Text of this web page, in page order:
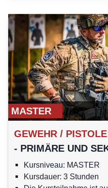
MASTER
GEWEHR / PISTOLE
- PRIMÄRE UND
Kursniveau: MASTER
Kursdauer: 3 Stunden